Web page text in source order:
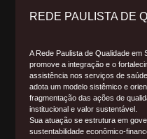
REDE PAULISTA DE
A Rede Paulista de Qualidade em
promove a integração e o
assistência nos serviços de
adota um modelo sistêmico e
fragmentação das ações de
institucional e valor sustentável.
Sua atuação se estrutura em
sustentabilidade econômico-